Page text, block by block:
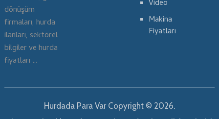
dönüşüm
firmaları, hurda
ilanları, sektörel
bilgiler ve hurda
fiyatları …
Video
Makina
Fiyatları
Hurdada Para VarCopyright © 2026.